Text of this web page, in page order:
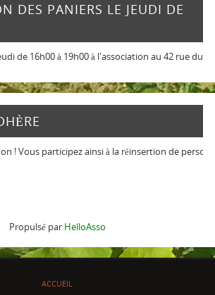
DES PANIERS LE JEUDI DE
de 16h00 à 19h00 à l'association au 42 rue du
! Vous participez ainsi à la réinsertion de
Propulsé par HelloAsso
ACCUEIL